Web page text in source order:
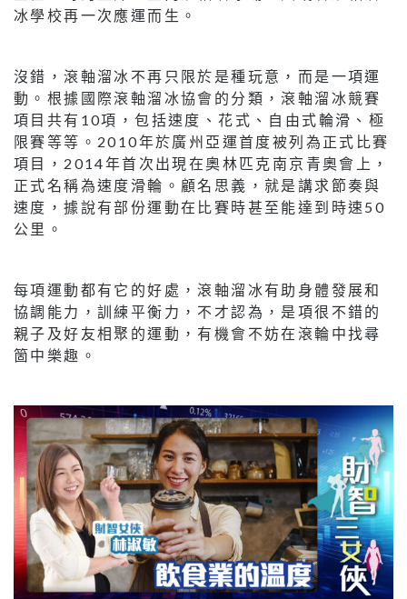
冰學校再一次應運而生。
沒錯，滾軸溜冰不再只限於是種玩意，而是一項運
動。根據國際滾軸溜冰協會的分類，滾軸溜冰競賽
項目共有10項，包括速度、花式、自由式輪滑、極
限賽等等。2010年於廣州亞運首度被列為正式比賽
項目，2014年首次出現在奧林匹克南京青奧會上，
正式名稱為速度滑輪。顧名思義，就是講求節奏與
速度，據說有部份運動在比賽時甚至能達到時速50
公里。
每項運動都有它的好處，滾軸溜冰有助身體發展和
協調能力，訓練平衡力，不才認為，是項很不錯的
親子及好友相聚的運動，有機會不妨在滾輪中找尋
箇中樂趣。